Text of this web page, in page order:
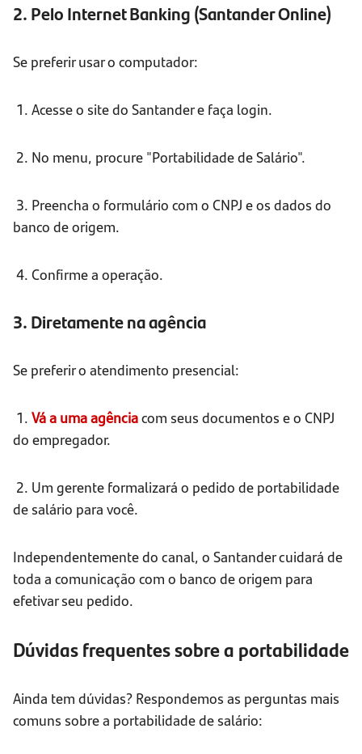
2. Pelo Internet Banking (Santander Online)
Se preferir usar o computador:
1. Acesse o site do Santander e faça login.
2. No menu, procure "Portabilidade de Salário".
3. Preencha o formulário com o CNPJ e os dados do
banco de origem.
4. Confirme a operação.
3. Diretamente na agência
Se preferir o atendimento presencial:
1. Vá a uma agênciacom seus documentos e o CNPJ
do empregador.
2. Um gerente formalizará o pedido de portabilidade
de salário para você.
Independentemente do canal, o Santander cuidará de
toda a comunicação com o banco de origem para
efetivar seu pedido.
Dúvidas frequentes sobre a portabilidade
Ainda tem dúvidas? Respondemos as perguntas mais
comuns sobre a portabilidade de salário: